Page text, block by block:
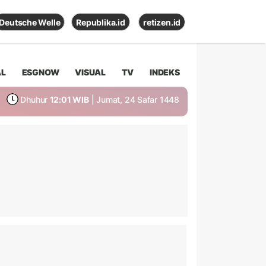
Deutsche Welle Republika.id retizen.id
ESGNOW VISUAL TV INDEKS
Dhuhur 12:01 WIB | Jumat, 24 Safar 1448